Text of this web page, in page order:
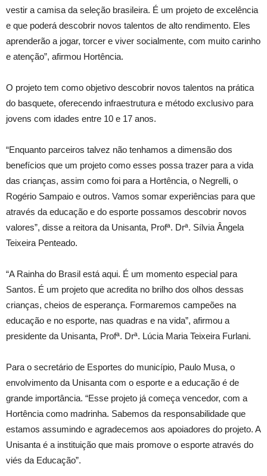
vestir a camisa da seleção brasileira. É um projeto de excelência
e que poderá descobrir novos talentos de alto rendimento. Eles
aprenderão a jogar, torcer e viver socialmente, com muito carinho
e atenção”, afirmou Hortência.
O projeto tem como objetivo descobrir novos talentos na prática
do basquete, oferecendo infraestrutura e método exclusivo para
jovens com idades entre 10 e 17 anos.
“Enquanto parceiros talvez não tenhamos a dimensão dos
benefícios que um projeto como esses possa trazer para a vida
das crianças, assim como foi para a Hortência, o Negrelli, o
Rogério Sampaio e outros. Vamos somar experiências para que
através da educação e do esporte possamos descobrir novos
valores”, disse a reitora da Unisanta, Profª. Drª. Sílvia Ângela
Teixeira Penteado.
“A Rainha do Brasil está aqui. É um momento especial para
Santos. É um projeto que acredita no brilho dos olhos dessas
crianças, cheios de esperança. Formaremos campeões na
educação e no esporte, nas quadras e na vida”, afirmou a
presidente da Unisanta, Profª. Drª. Lúcia Maria Teixeira Furlani.
Para o secretário de Esportes do município, Paulo Musa, o
envolvimento da Unisanta com o esporte e a educação é de
grande importância. “Esse projeto já começa vencedor, com a
Hortência como madrinha. Sabemos da responsabilidade que
estamos assumindo e agradecemos aos apoiadores do projeto. A
Unisanta é a instituição que mais promove o esporte através do
viés da Educação”.